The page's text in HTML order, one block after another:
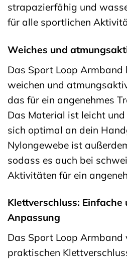
strapazierfähig und
für alle sportlichen
Weiches und
Das Sport Loop Armband
weichen und
das für ein angenehmes
Das Material ist leicht
sich optimal an dein
Nylongewebe ist
sodass es auch bei
Aktivitäten für ein
Klettverschluss: Einfache
Anpassung
Das Sport Loop Armband
praktischen